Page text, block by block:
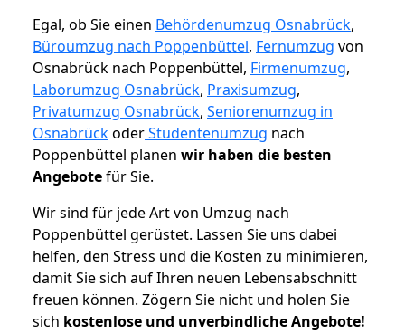
Egal, ob Sie einen Behördenumzug Osnabrück,
Büroumzug nach Poppenbüttel, Fernumzug von
Osnabrück nach Poppenbüttel, Firmenumzug,
Laborumzug Osnabrück, Praxisumzug,
Privatumzug Osnabrück, Seniorenumzug in
OsnabrückoderStudentenumzug nach
Poppenbüttel planen wir haben die besten
Angebotefür Sie.
Wir sind für jede Art von Umzug nach
Poppenbüttel gerüstet. Lassen Sie uns dabei
helfen, den Stress und die Kosten zu minimieren,
damit Sie sich auf Ihren neuen Lebensabschnitt
freuen können. Zögern Sie nicht und holen Sie
sich kostenlose und unverbindliche Angebote!